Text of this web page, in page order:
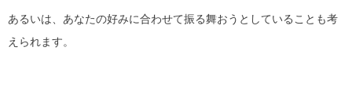
あるいは、あなたの好みに合わせて振る舞おうとしていることも考
えられます。